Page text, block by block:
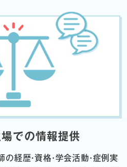
での情報提供
経歴・資格・学会活動・症例実